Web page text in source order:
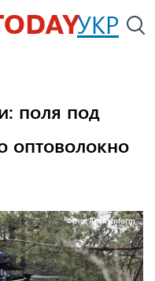
УКР
поля под
оптоволокно
Фото: АрміяInform